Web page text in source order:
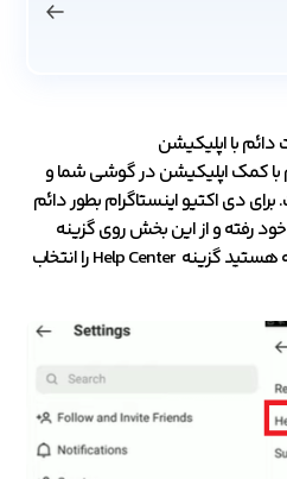
با اپلیکیشن
با کمک اپلیکیشن در گوشی شما و
دی اکتیو اینستاگرام بطور دائم
رفته و از این بخش روی گزینه
Help بزنید. حالا در همین جایی که هستید گزینه Help Center را انتخاب